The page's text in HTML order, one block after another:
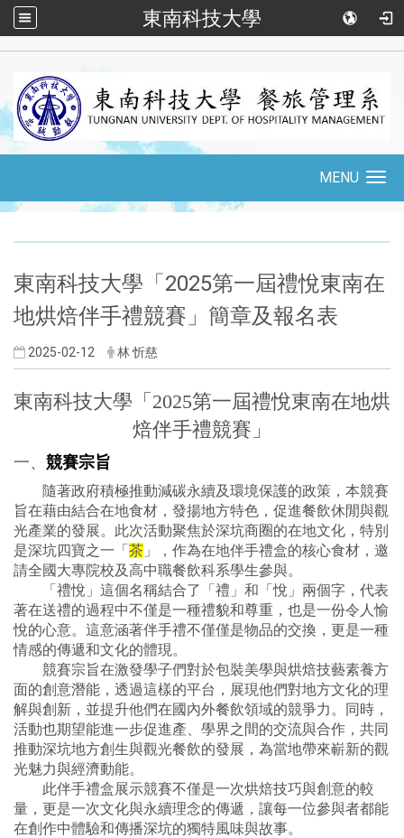
東南科技大學
navigation
MENU
東南科技大學「2025第一屆禮悅東南在
地烘焙伴手禮競賽」簡章及報名表
2025-02-12 林 忻慈
東南科技大學「2025第一屆禮悅東南在地烘
焙伴手禮競賽」
一、 競賽宗旨
隨著政府積極推動減碳永續及環境保護的政策，本競賽
旨在藉由結合在地食材，發揚地方特色，促進餐飲休閒與觀
光產業的發展。此次活動聚焦於深坑商圈的在地文化，特別
是深坑四寶之一「 茶 」，作為在地伴手禮盒的核心食材，邀
請全國大專院校及高中職餐飲科系學生參與。
「禮悅」這個名稱結合了「禮」和「悅」兩個字，代表
著在送禮的過程中不僅是一種禮貌和尊重，也是一份令人愉
悅的心意。這意涵著伴手禮不僅僅是物品的交換，更是一種
情感的傳遞和文化的體現。
競賽宗旨在激發學子們對於包裝美學與烘焙技藝素養方
面的創意潛能，透過這樣的平台，展現他們對地方文化的理
解與創新，並提升他們在國內外餐飲領域的競爭力。同時，
活動也期望能進一步促進產、學界之間的交流與合作，共同
推動深坑地方創生與觀光餐飲的發展，為當地帶來嶄新的觀
光魅力與經濟動能。
此伴手禮盒展示競賽不僅是一次烘焙技巧與創意的較
量，更是一次文化與永續理念的傳遞，讓每一位參與者都能
在創作中體驗和傳播深坑的獨特風味與故事。